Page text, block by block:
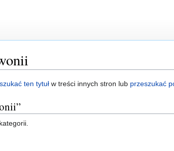
ten tytuł w treści innych stron lub przeszukać